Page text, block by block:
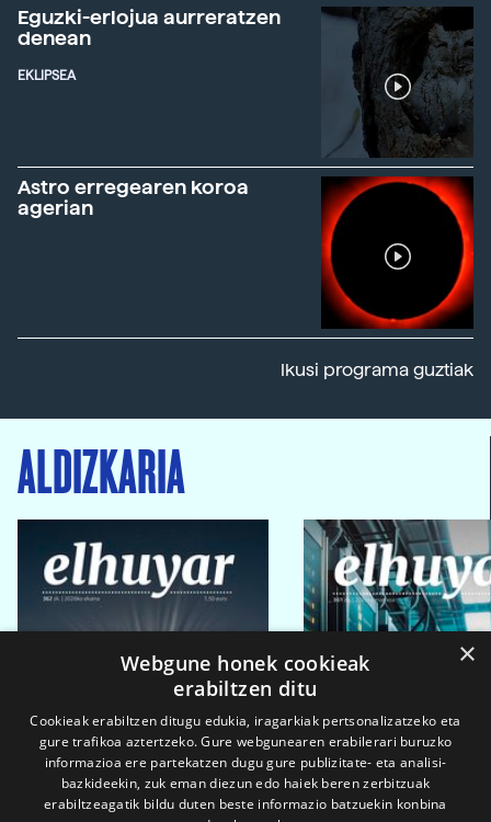
Eguzki-erlojua aurreratzen
denean
EKLIPSEA
Astro erregearen koroa
agerian
Ikusi programa guztiak
ALDIZKARIA
×
Webgune honek cookieak
erabiltzen ditu
Cookieak erabiltzen ditugu edukia, iragarkiak pertsonalizatzeko eta
gure trafikoa aztertzeko. Gure webgunearen erabilerari buruzko
informazioa ere partekatzen dugu gure publizitate- eta analisi-
bazkideekin, zuk eman diezun edo haiek beren zerbitzuak
erabiltzeagatik bildu duten beste informazio batzuekin konbina